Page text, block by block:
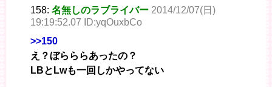
158: 名無しのラブライバー 2014/12/07(日)
19:19:52.07 ID:yqOuxbCo
>>150
え？ぼらららあったの？
LBとLwも一回しかやってない